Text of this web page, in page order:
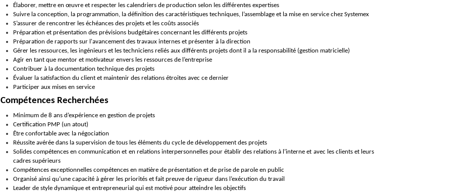
Élaborer, mettre en œuvre et respecter les calendriers de production selon les différentes expertises
Suivre la conception, la programmation, la définition des caractéristiques techniques, l’assemblage et la mise en service chez Systemex
S’assurer de rencontrer les échéances des projets et les coûts associés
Préparation et présentation des prévisions budgétaires concernant les différents projets
Préparation de rapports sur l'avancement des travaux internes et présenter à la direction
Gérer les ressources, les ingénieurs et les techniciens reliés aux différents projets dont il a la responsabilité (gestion matricielle)
Agir en tant que mentor et motivateur envers les ressources de l’entreprise
Contribuer à la documentation technique des projets
Évaluer la satisfaction du client et maintenir des relations étroites avec ce dernier
Participer aux mises en service
Compétences Recherchées
Minimum de 8 ans d’expérience en gestion de projets
Certification PMP (un atout)
Être confortable avec la négociation
Réussite avérée dans la supervision de tous les éléments du cycle de développement des projets
Solides compétences en communication et en relations interpersonnelles pour établir des relations à l’interne et avec les clients et leurs
cadres supérieurs
Compétences exceptionnelles compétences en matière de présentation et de prise de parole en public
Organisé ainsi qu’une capacité à gérer les priorités et fait preuve de rigueur dans l’exécution du travail
Leader de style dynamique et entrepreneurial qui est motivé pour atteindre les objectifs